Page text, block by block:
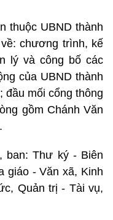
thuộc UBND thành
chương trình, kế
lý và công bố các
của UBND thành
đầu mối cổng thông
gồm Chánh Văn
ban: Thư ký - Biên
giáo - Văn xã, Kinh
Quản trị - Tài vụ,